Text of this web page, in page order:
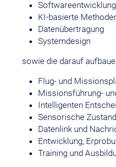
Softwareentwicklung
KI-basierte
Datenübertragung
Systemdesign
sowie die darauf
Flug- und
Missionsführung-
Intelligenten
Sensorische
Datenlink und
Entwicklung,
Training und